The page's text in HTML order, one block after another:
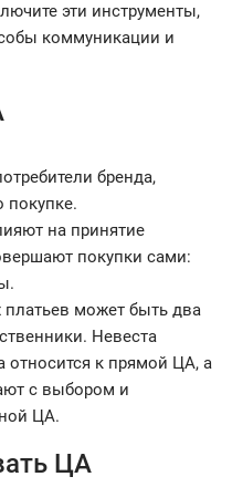
эти инструменты,
коммуникации и
бренда,
на принятие
покупки сами:
может быть два
Невеста
относится к прямой ЦА, а
с выбором и
ЦА.
ЦА